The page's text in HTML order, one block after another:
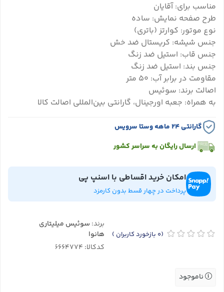
مناسب برای: آقایان
طرح صفحه نمایش: ساده
نوع موتور: کوارتز (باتری)
جنس شیشه: کریستال ضد خش
جنس قاب: استیل ضد زنگ
جنس بند: استیل ضد زنگ
مقاومت در برابر آب: 50 متر
اصالت برند: سوئیس
به همراه: جعبه اورجینال، گارانتی بین‌المللی اصالت کالا
گارانتی ۲۴ ماهه وستا سرویس
ارسال رایگان به سراسر کشور
امکان خرید اقساطی با اسنپ پی
پرداخت در چهار قسط بدون کارمزد
(0 بازخورد کاربران )
برند: سوئیس میلیتاری
هانوا
کدکالا:
ناموجود